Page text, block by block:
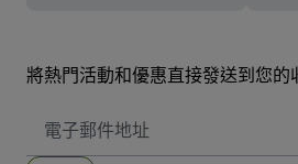
將熱門活動和優惠直接發送到您的
子